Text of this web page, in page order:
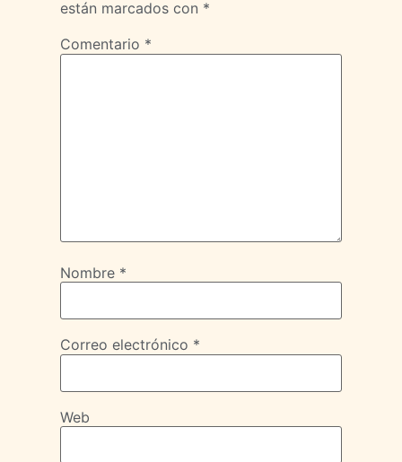
están marcados con *
Comentario *
Nombre *
Correo electrónico *
Web